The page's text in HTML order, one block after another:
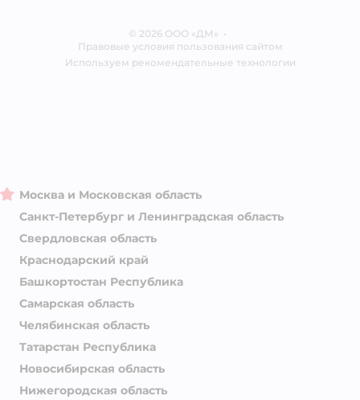
Блог
© 2026 ООО «ДМ» •
Правовые условия пользования сайтом
Используем рекомендательные технологии
Москва и Московская область
Санкт-Петербург и Ленинградская область
Свердловская область
Краснодарский край
Башкортостан Республика
Самарская область
Челябинская область
Татарстан Республика
Новосибирская область
Нижегородская область